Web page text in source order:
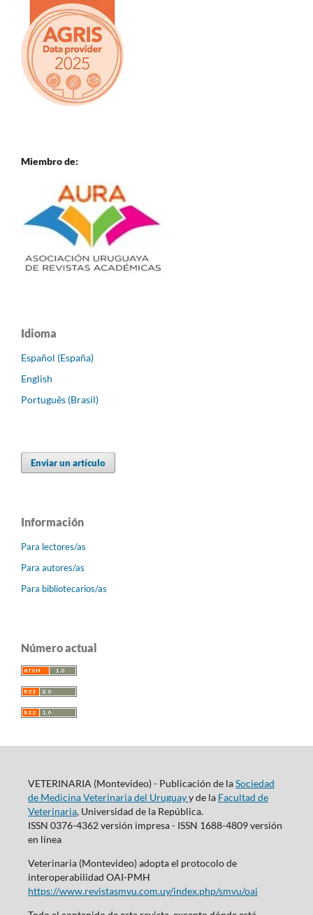
Miembro de:
Idioma
Español (España)
English
Português (Brasil)
Enviar un artículo
Información
Para lectores/as
Para autores/as
Para bibliotecarios/as
Número actual
VETERINARIA (Montevideo) - Publicación de laSociedad
de Medicina Veterinaria del Uruguayy de la Facultad de
Veterinaria, Universidad de la República.
ISSN 0376-4362 versión impresa - ISSN 1688-4809 versión
en línea
Veterinaria (Montevideo) adopta el protocolo de
interoperabilidad OAI-PMH
https://www.revistasmvu.com.uy/index.php/smvu/oai